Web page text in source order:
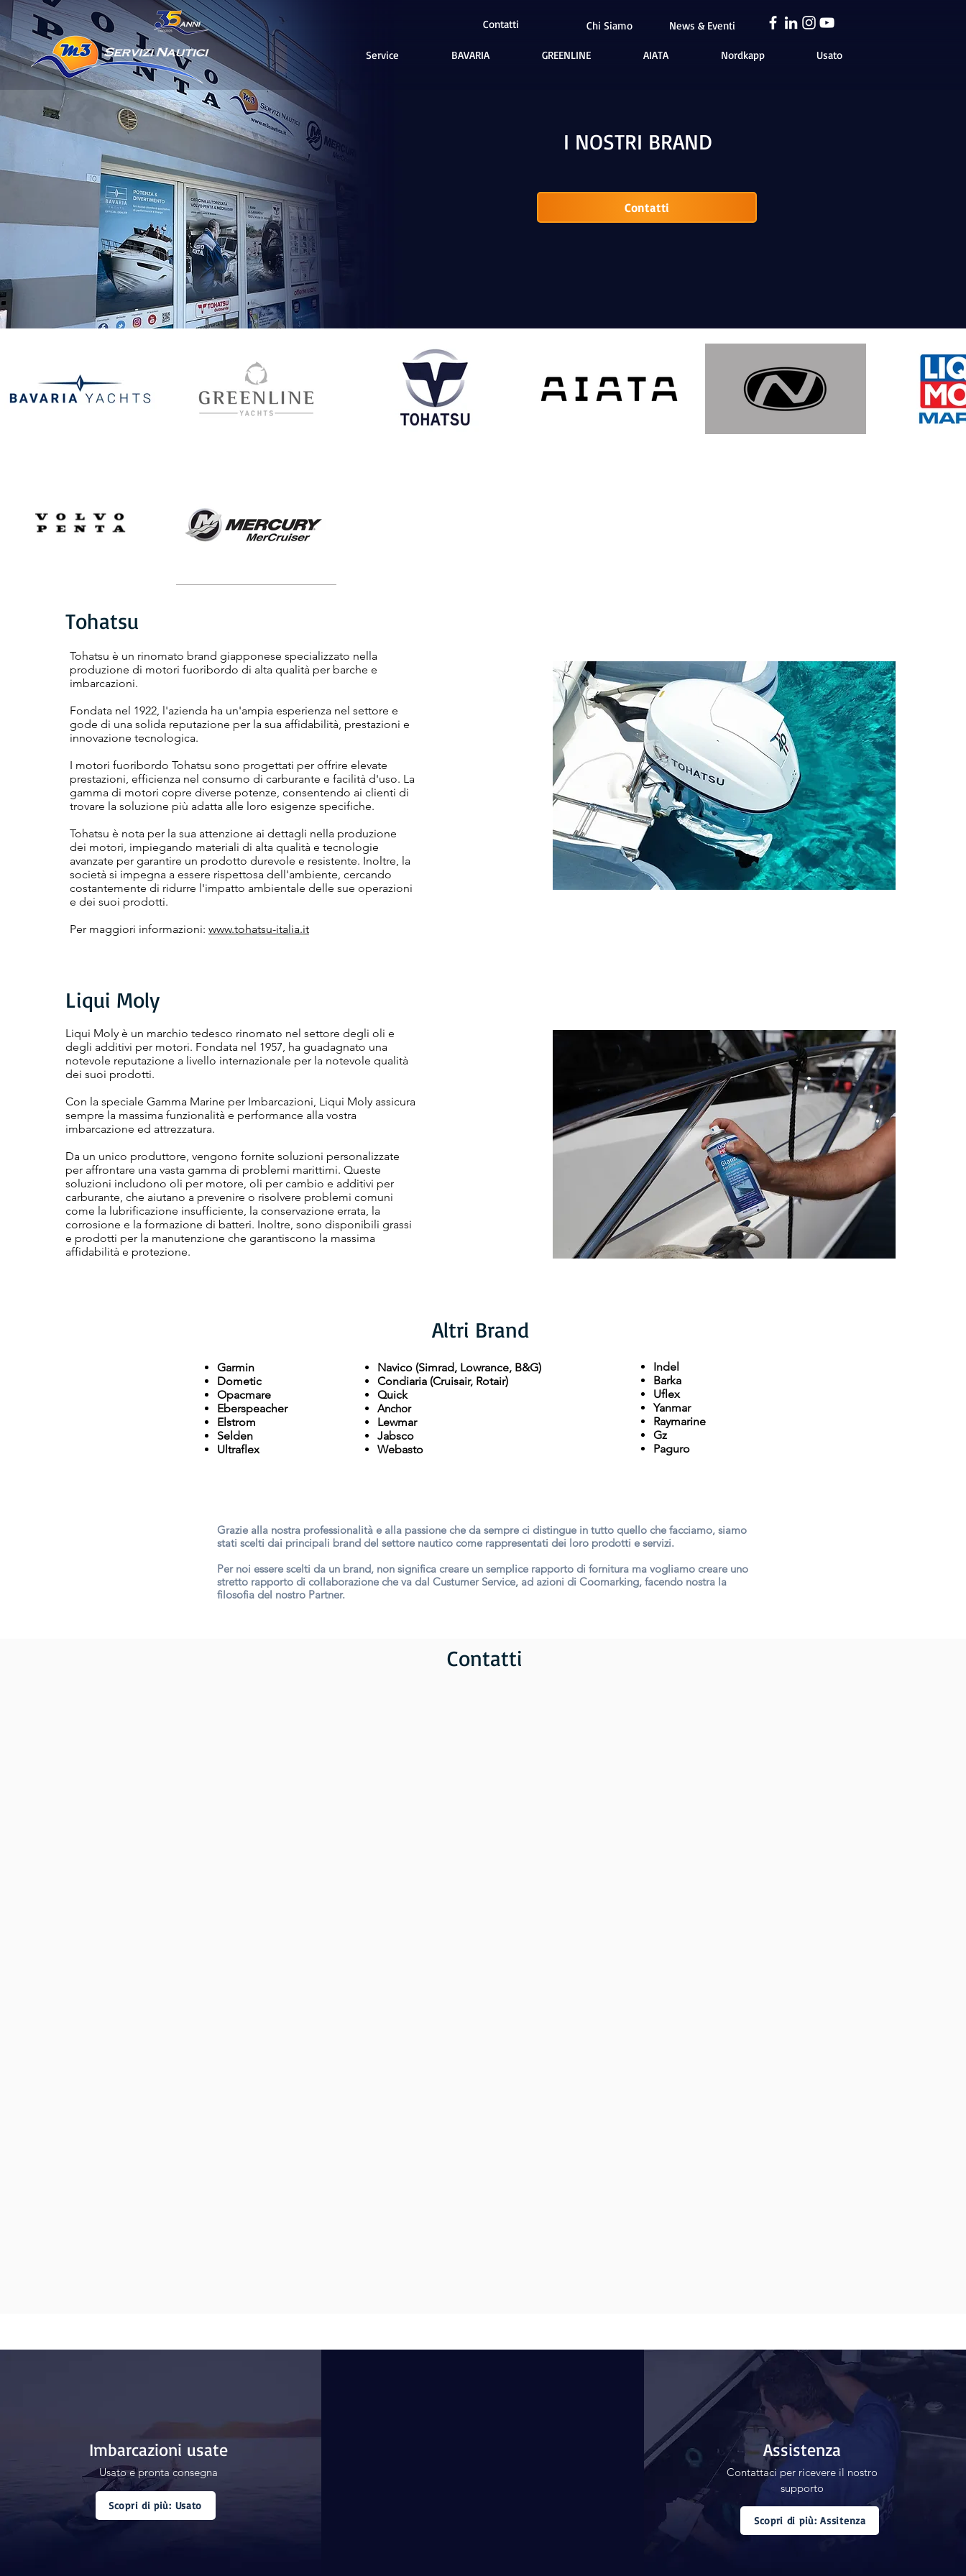
Contatti Chi Siamo News & Eventi
Service BAVARIA GREENLINE AIATA Nordkapp Usato
I NOSTRI BRAND
Contatti
Tohatsu
Tohatsu è un rinomato brand giapponese specializzato nella
produzione di motori fuoribordo di alta qualità per barche e
imbarcazioni.
Fondata nel 1922, l'azienda ha un'ampia esperienza nel settore e
gode di una solida reputazione per la sua affidabilità, prestazioni e
innovazione tecnologica.
I motori fuoribordo Tohatsu sono progettati per offrire elevate
prestazioni, efficienza nel consumo di carburante e facilità d'uso. La
gamma di motori copre diverse potenze, consentendo ai clienti di
trovare la soluzione più adatta alle loro esigenze specifiche.
Tohatsu è nota per la sua attenzione ai dettagli nella produzione
dei motori, impiegando materiali di alta qualità e tecnologie
avanzate per garantire un prodotto durevole e resistente. Inoltre, la
società si impegna a essere rispettosa dell'ambiente, cercando
costantemente di ridurre l'impatto ambientale delle sue operazioni
e dei suoi prodotti.
Per maggiori informazioni: www.tohatsu-italia.it
Liqui Moly
Liqui Moly è un marchio tedesco rinomato nel settore degli oli e
degli additivi per motori. Fondata nel 1957, ha guadagnato una
notevole reputazione a livello internazionale per la notevole qualità
dei suoi prodotti.
Con la speciale Gamma Marine per Imbarcazioni, Liqui Moly assicura
sempre la massima funzionalità e performance alla vostra
imbarcazione ed attrezzatura.
Da un unico produttore, vengono fornite soluzioni personalizzate
per affrontare una vasta gamma di problemi marittimi. Queste
soluzioni includono oli per motore, oli per cambio e additivi per
carburante, che aiutano a prevenire o risolvere problemi comuni
come la lubrificazione insufficiente, la conservazione errata, la
corrosione e la formazione di batteri. Inoltre, sono disponibili grassi
e prodotti per la manutenzione che garantiscono la massima
affidabilità e protezione.
Altri Brand
Garmin
Dometic
Opacmare
Eberspeacher
Elstrom
Selden
Ultraflex
Navico (Simrad, Lowrance, B&G)
Condiaria (Cruisair, Rotair)
Quick
Anchor
Lewmar
Jabsco
Webasto
Indel
Barka
Uflex
Yanmar
Raymarine
Gz
Paguro
Grazie alla nostra professionalità e alla passione che da sempre ci distingue in tutto quello che facciamo, siamo
stati scelti dai principali brand del settore nautico come rappresentati dei loro prodotti e servizi.
Per noi essere scelti da un brand, non significa creare un semplice rapporto di fornitura ma vogliamo creare uno
stretto rapporto di collaborazione che va dal Custumer Service, ad azioni di Coomarking, facendo nostra la
filosofia del nostro Partner.
Contatti
Imbarcazioni usate
Usato e pronta consegna
Scopri di più: Usato
Assistenza
Contattaci per ricevere il nostro
supporto
Scopri di più: Assitenza